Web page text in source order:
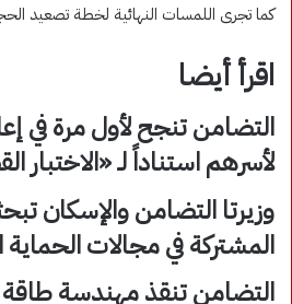
كما تجرى اللمسات النهائية لخطة تصعيد
اقرأ أيضا
لأسرهم استناداً لـ «الاختبار
وزيرتا التضامن والإسكان
المشتركة في مجالات الحماية
التضامن تنقذ مهندسة طاقة